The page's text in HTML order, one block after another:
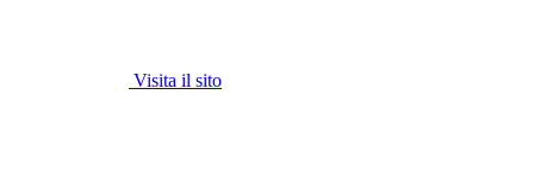
Visita il sito